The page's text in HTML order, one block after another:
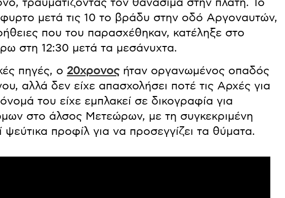
τραυματίζοντάς τον θανάσιμα στην πλάτη. Το
μετά τις 10 το βράδυ στην οδό Αργοναυτών,
που του παρασχέθηκαν, κατέληξε στο
στη 12:30 μετά τα μεσάνυχτα.
πηγές, ο 20χρονοςήταν οργανωμένος οπαδός
αλλά δεν είχε απασχολήσει ποτέ τις Αρχές για
του είχε εμπλακεί σε δικογραφία για
στο άλσος Μετεώρων, με τη συγκεκριμένη
προφίλ για να προσεγγίζει τα θύματα.